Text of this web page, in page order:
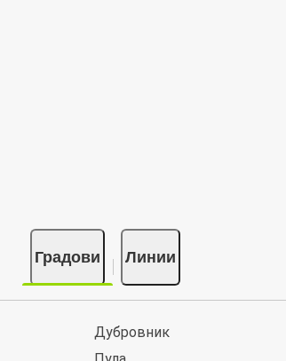
Градови Линии
Дубровник